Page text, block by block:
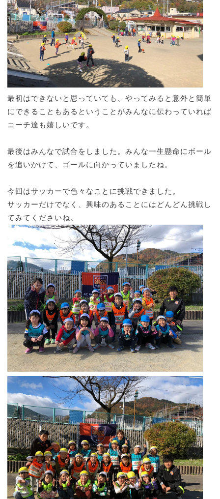
最初はできないと思っていても、やってみると意外と簡単
にできることもあるということがみんなに伝わっていれば
コーチ達も嬉しいです。
最後はみんなで試合をしました。みんな一生懸命にボール
を追いかけて、ゴールに向かっていましたね。
今回はサッカーで色々なことに挑戦できました。
サッカーだけでなく、興味のあることにはどんどん挑戦し
てみてくださいね。